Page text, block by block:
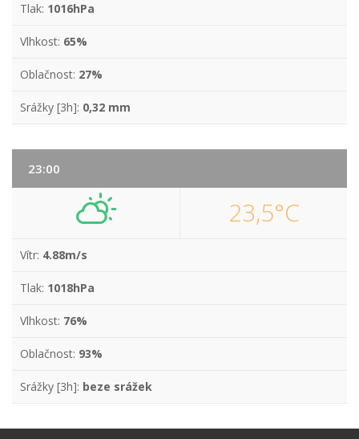
Tlak: 1016hPa
Vlhkost: 65%
Oblačnost: 27%
Srážky [3h]: 0,32 mm
23:00
23,5°C
Vítr: 4.88m/s
Tlak: 1018hPa
Vlhkost: 76%
Oblačnost: 93%
Srážky [3h]: beze srážek